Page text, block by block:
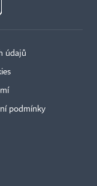
údajů
podmínky